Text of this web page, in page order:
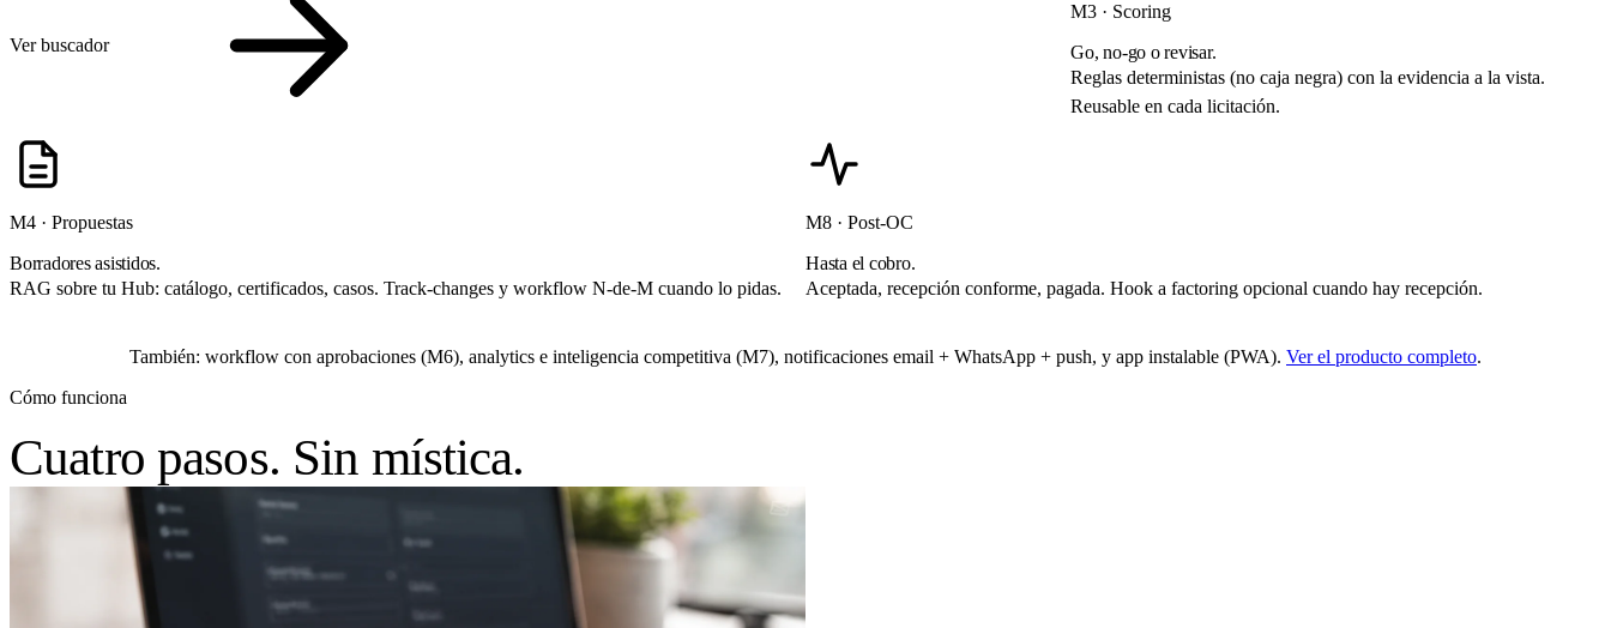
Ver buscador
M3 · Scoring
Go, no-go o revisar.
Reglas deterministas (no caja negra) con la evidencia a la vista.
Reusable en cada licitación.
M4 · Propuestas
Borradores asistidos.
RAG sobre tu Hub: catálogo, certificados, casos. Track-changes y workflow N-de-M cuando lo pidas.
M8 · Post-OC
Hasta el cobro.
Aceptada, recepción conforme, pagada. Hook a factoring opcional cuando hay recepción.
También: workflow con aprobaciones (M6), analytics e inteligencia competitiva (M7), notificaciones email + WhatsApp + push, y app instalable (PWA). Ver el producto completo.
Cómo funciona
Cuatro pasos. Sin mística.